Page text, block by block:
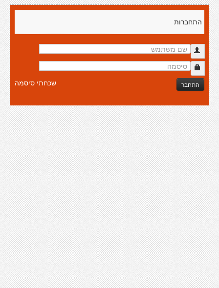
התחברות
התחבר שכחתי סיסמה